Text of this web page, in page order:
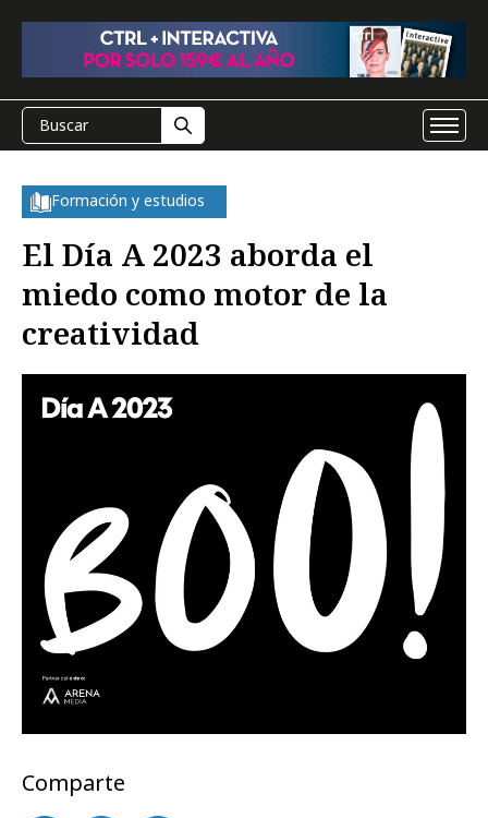
Formación y estudios
El Día A 2023 aborda el
miedo como motor de la
creatividad
Comparte